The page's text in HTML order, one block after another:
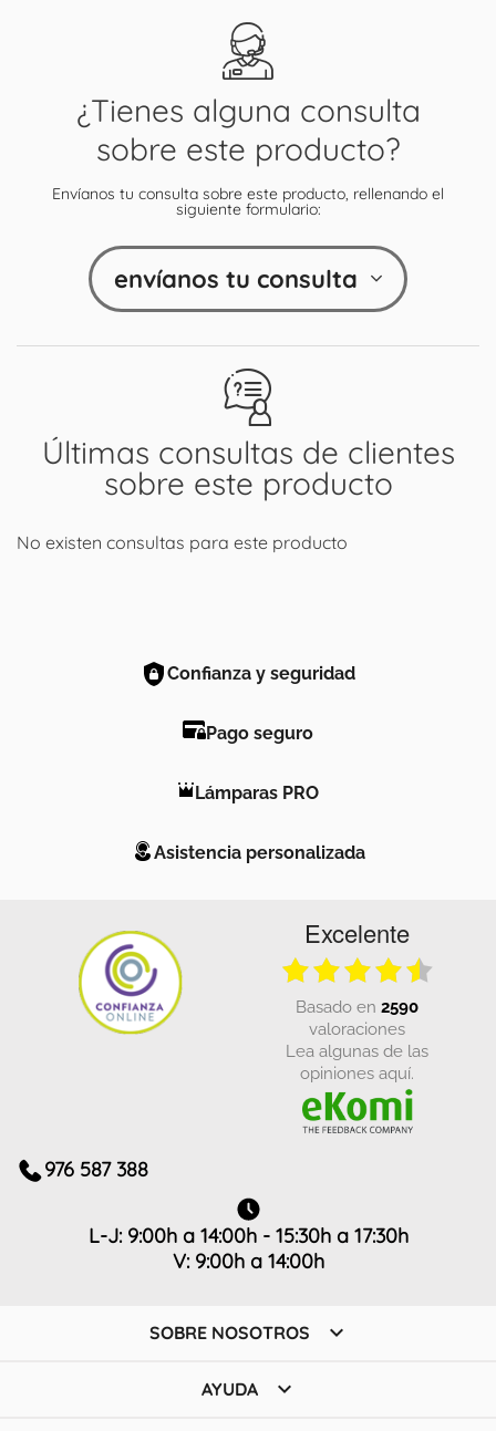
Últimas consultas de clientes
sobre este producto
No existen consultas para este producto
¿Tienes alguna consulta
sobre este producto?
Envíanos tu consulta sobre este producto, rellenando el
siguiente formulario:
envíanos tu consulta
Confianza y seguridad
Pago seguro
Lámparas PRO
Asistencia personalizada
Excelente
basado en 2590
valoraciones
Lea algunas de las
opiniones aquí.
976 587 388
L-J: 9:00h a 14:00h - 15:30h a 17:30h
V: 9:00h a 14:00h
SOBRE NOSOTROS 
AYUDA 